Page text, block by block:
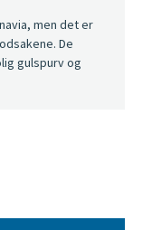
men det er
De
gulspurv og